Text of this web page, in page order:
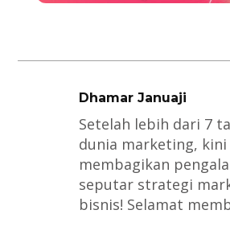
Dhamar Januaji
Setelah lebih dari 7
dunia marketing,
membagikan
seputar strategi
bisnis! Selamat